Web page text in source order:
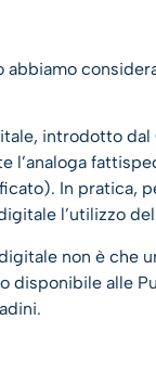
abbiamo
introdotto
l’analoga
In pratica,
l’utilizzo
non è che
disponibile alle